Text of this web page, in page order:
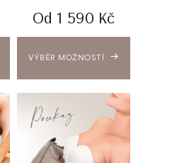
VÝBĚR MOŽNOSTÍ
Od 1 590 Kč